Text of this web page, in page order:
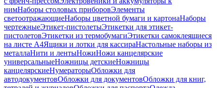
нимНаборы столовых приборовЭлементы
светоотражающиеНаборы цветной бумаги и картонаНаборы
чертежныеЭтикет-пистолетыЭтикетки для этикет-
пистолетовЭтикетки из термобумагиЭтикетки самоклеящиеся
на листе А4Ящики и лотки для кассираНастольные наборы из
металлаНити и лентыНожиНожи канцелярские
универсальныеНожницы детскиеНожницы
канцелярскиеНумераторыОбложки для
автодокументовОбложки для документовОбложки для книг,